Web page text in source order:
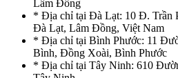
Lâm Đồng
* Địa chỉ tại Đà Lạt: 10 Đ. Trần
Đà Lạt, Lâm Đồng, Việt Nam
* Địa chỉ tại Bình Phước: 11
Bình, Đồng Xoài, Bình Phước
* Địa chỉ tại Tây Ninh: 610